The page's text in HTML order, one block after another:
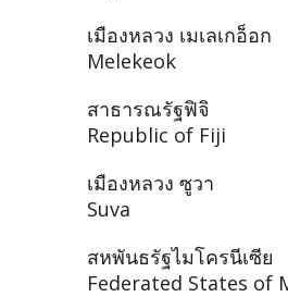
เมืองหลวง เมเลเกอ็อก
Melekeok
สาธารณรัฐฟิจิ
Republic of Fiji
เมืองหลวง ซูวา
Suva
สหพันธรัฐไมโครนีเซีย
Federated States of